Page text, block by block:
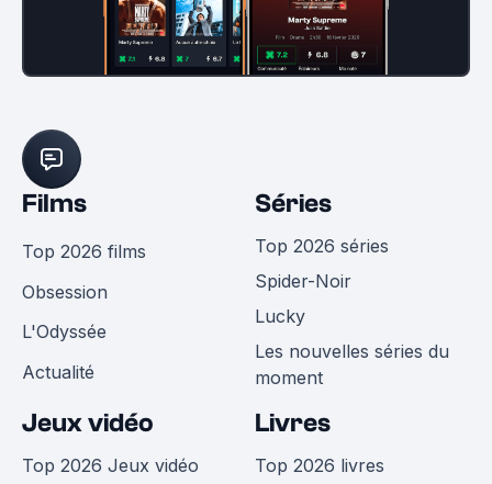
Films
Top 2026 films
Obsession
L'Odyssée
Actualité
Séries
Top 2026 séries
Spider-Noir
Lucky
Les nouvelles séries du
moment
Jeux vidéo
Top 2026 Jeux vidéo
Livres
Top 2026 livres